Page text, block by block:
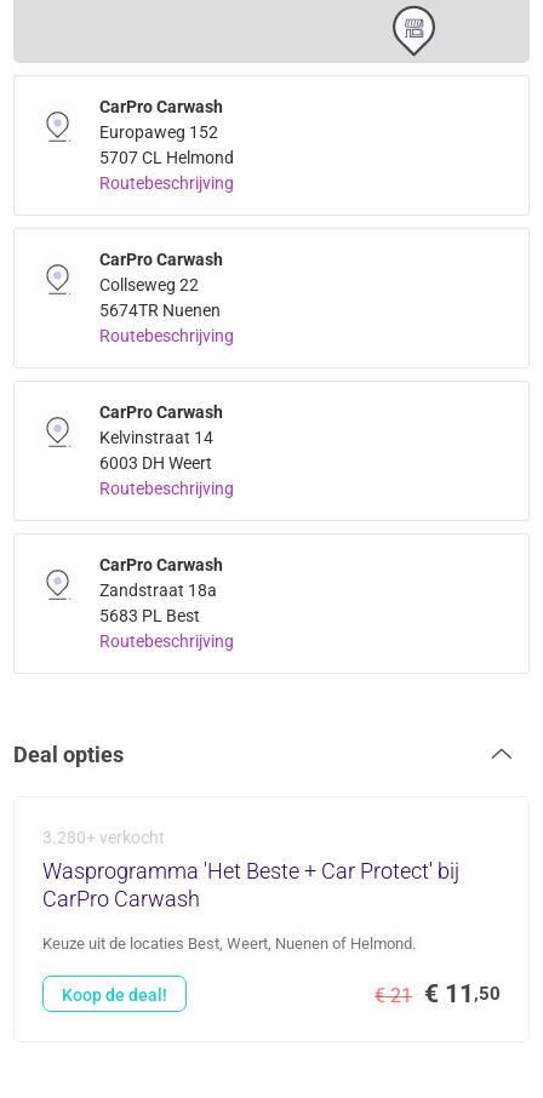
CarPro Carwash
Europaweg 152
5707 CL Helmond
Routebeschrijving
CarPro Carwash
Collseweg 22
5674TR Nuenen
Routebeschrijving
CarPro Carwash
Kelvinstraat 14
6003 DH Weert
Routebeschrijving
CarPro Carwash
Zandstraat 18a
5683 PL Best
Routebeschrijving
Deal opties
3.280+ verkocht
Wasprogramma 'Het Beste + Car Protect' bij
CarPro Carwash
Keuze uit de locaties Best, Weert, Nuenen of Helmond.
€ 21 € 11,50
Koop de deal!